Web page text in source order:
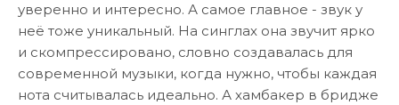
уверенно и интересно. А самое главное - звук у
неё тоже уникальный. На синглах она звучит ярко
и скомпрессировано, словно создавалась для
современной музыки, когда нужно, чтобы каждая
нота считывалась идеально. А хамбакер в бридже